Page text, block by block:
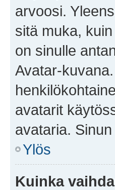
arvoosi.
sitä muka,
on sinulle
Avatar-
avatarit
avataria.
Ylös
Kuinka